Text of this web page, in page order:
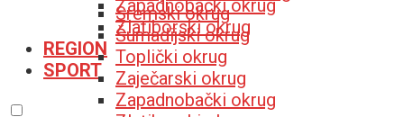
Zapadnobački okrug
Zlatiborski okrug
REGION
SPORT
Sremski okrug
Šumadijski okrug
Toplički okrug
Zaječarski okrug
Zapadnobački okrug